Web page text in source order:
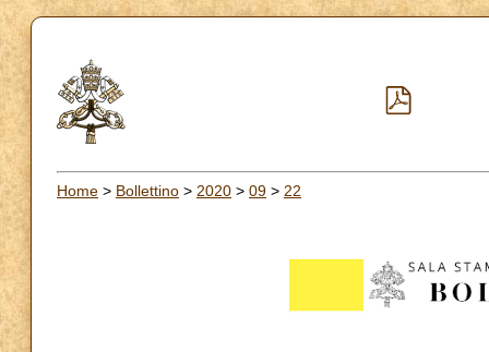
Home > Bollettino > 2020 > 09 > 22